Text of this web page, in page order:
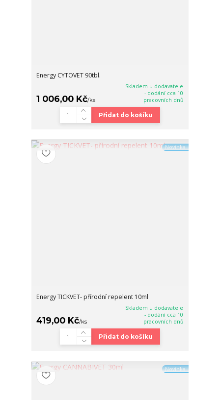
Energy CYTOVET 90tbl.
1 006,00 Kč/ks
Skladem u dodavatele
- dodání cca 10
pracovních dnů
Přidat do košíku
Novinka
Energy TICKVET- přírodní repelent 10ml
419,00 Kč/ks
Skladem u dodavatele
- dodání cca 10
pracovních dnů
Přidat do košíku
Novinka